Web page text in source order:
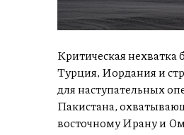
Критическая нехватка
Турция, Иордания и
для наступательных
Пакистана,
восточному Ирану и